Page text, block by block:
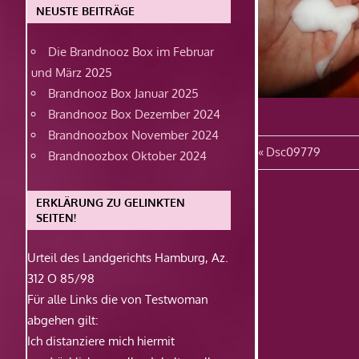
Vorheriger
Beitrag:
Dsc09779
NEUSTE BEITRÄGE
Die Brandnooz Box im Februar
und März 2025
Brandnooz Box Januar 2025
Brandnooz Box Dezember 2024
Brandnoozbox November 2024
Brandnoozbox Oktober 2024
ERKLÄRUNG ZU GELINKTEN
SEITEN!
Urteil des Landgerichts Hamburg, Az.
312 O 85/98
Für alle Links die von Testwoman
abgehen gilt:
Ich distanziere mich hiermit